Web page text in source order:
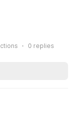
0 replies